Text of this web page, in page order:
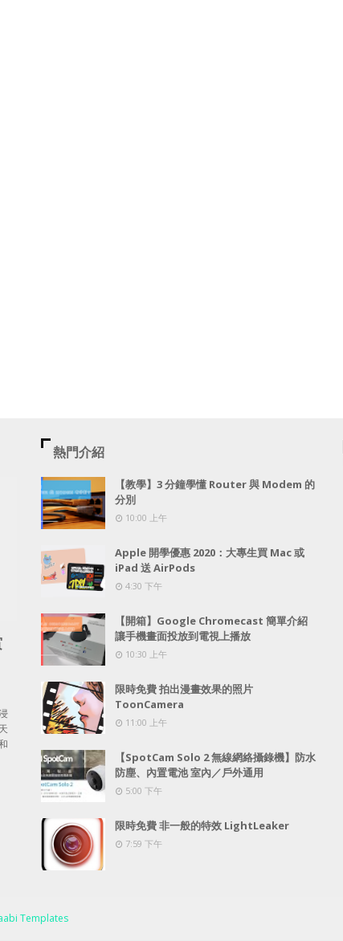
熱門介紹
【教學】3 分鐘學懂 Router 與 Modem 的
分別
10:00 上午
Apple 開學優惠 2020：大專生買 Mac 或
iPad 送 AirPods
4:30 下午
【開箱】Google Chromecast 簡單介紹
讓手機畫面投放到電視上播放
10:30 上午
限時免費 拍出漫畫效果的照片
ToonCamera
11:00 上午
【SpotCam Solo 2 無線網絡攝錄機】防水
防塵、內置電池 室內／戶外通用
5:00 下午
限時免費 非一般的特效 LightLeaker
7:59 下午
Templates